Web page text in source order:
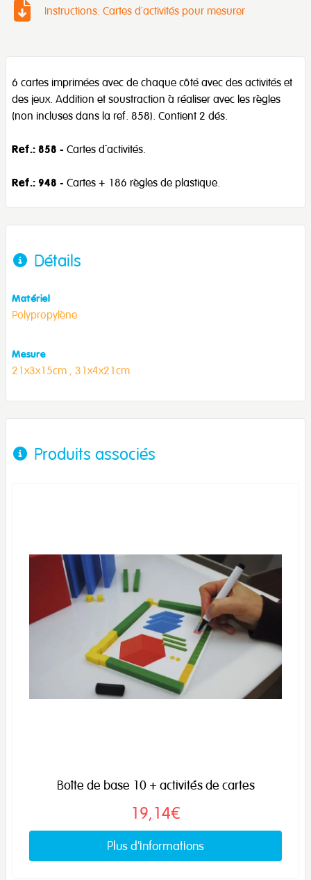
Instructions: Cartes d’activités pour mesurer
6 cartes imprimées avec de chaque côté avec des activités et
des jeux. Addition et soustraction à réaliser avec les règles
(non incluses dans la ref. 858). Contient 2 dés.
Ref.: 858 - Cartes d´activités.
Ref.: 948 - Cartes + 186 règles de plastique.
Détails
Matériel
Polypropylène
Mesure
21x3x15cm , 31x4x21cm
Produits associés
Boîte de base 10 + activités de cartes
19,14€
Plus d'informations